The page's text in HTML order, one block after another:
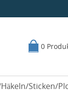
0
Sticken/